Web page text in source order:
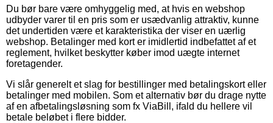
Du bør bare være omhyggelig med, at hvis en webshop
udbyder varer til en pris som er usædvanlig attraktiv, kunne
det undertiden være et karakteristika der viser en uærlig
webshop. Betalinger med kort er imidlertid indbefattet af et
reglement, hvilket beskytter køber imod uægte internet
foretagender.
Vi slår generelt et slag for bestillinger med betalingskort eller
betalinger med mobilen. Som et alternativ bør du drage nytte
af en afbetalingsløsning som fx ViaBill, ifald du hellere vil
betale beløbet i flere bidder.